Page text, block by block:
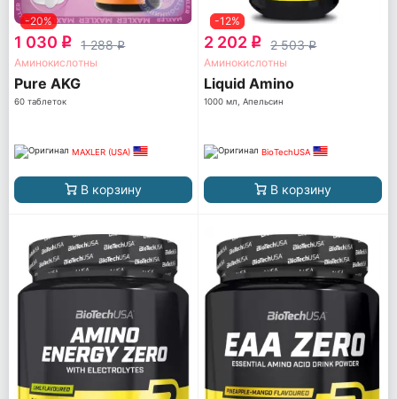
-20%
1 030 q 1 288q
Аминокислотны
Pure AKG
60 таблеток
MAXLER (USA)
В корзину
-12%
2 202 q 2 503q
Аминокислотны
Liquid Amino
1000 мл, Апельсин
BioTechUSA
В корзину